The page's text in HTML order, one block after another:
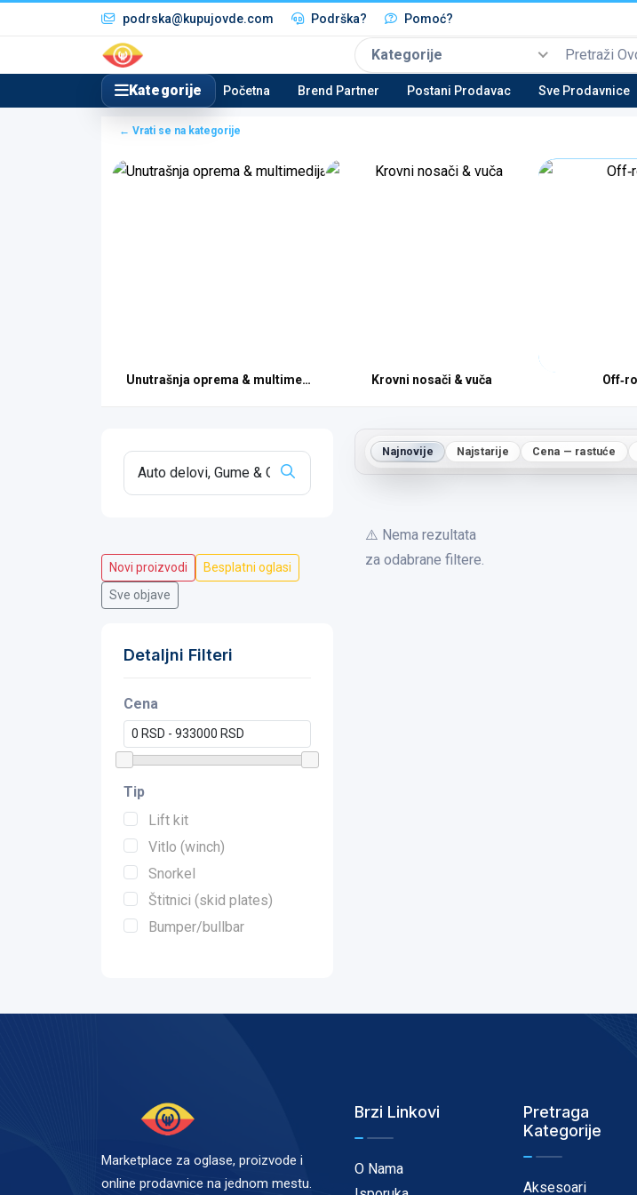
podrska@kupujovde.com Podrška? Pomoć?
Kategorije
Top kategorije
Kategorije Početna Brend Partner Postani Prodavac Sve Prodavnice
← Vrati se na kategorije
Unutrašnja oprema & multimedija Krovni nosači & vuča
Novi proizvodi
Besplatni oglasi
Sve objave
Detaljni Filteri
Cena
Tip
Lift kit
Vitlo (winch)
Snorkel
Štitnici (skid plates)
Bumper/bullbar
Najnovije Najstarije Cena — rastuće
⚠️ Nema rezultata
za odabrane filtere.
Marketplace za oglase, proizvode i
online prodavnice na jednom mestu.
Brzi Linkovi
O Nama
Pretraga
Kategorije
Aksesoari